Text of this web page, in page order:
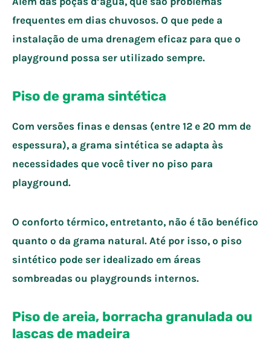
frequentes em dias chuvosos. O que pede a
instalação de uma drenagem eficaz para que o
playground possa ser utilizado sempre.
Piso de grama sintética
Com versões finas e densas (entre 12 e 20 mm de
espessura), a grama sintética se adapta às
necessidades que você tiver no piso para
playground.
O conforto térmico, entretanto, não é tão benéfico
quanto o da grama natural. Até por isso, o piso
sintético pode ser idealizado em áreas
sombreadas ou playgrounds internos.
Piso de areia, borracha granulada ou
lascas de madeira